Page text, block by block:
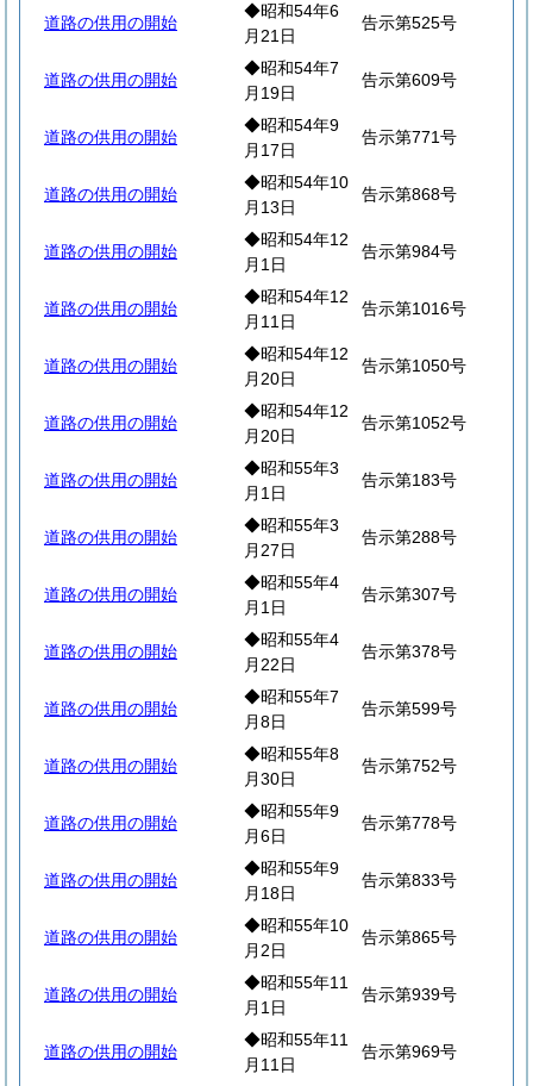
道路の供用の開始
◆昭和54年6
月21日
告示第525号
道路の供用の開始
◆昭和54年7
月19日
告示第609号
道路の供用の開始
◆昭和54年9
月17日
告示第771号
道路の供用の開始
◆昭和54年10
月13日
告示第868号
道路の供用の開始
◆昭和54年12
月1日
告示第984号
道路の供用の開始
◆昭和54年12
月11日
告示第1016号
道路の供用の開始
◆昭和54年12
月20日
告示第1050号
道路の供用の開始
◆昭和54年12
月20日
告示第1052号
道路の供用の開始
◆昭和55年3
月1日
告示第183号
道路の供用の開始
◆昭和55年3
月27日
告示第288号
道路の供用の開始
◆昭和55年4
月1日
告示第307号
道路の供用の開始
◆昭和55年4
月22日
告示第378号
道路の供用の開始
◆昭和55年7
月8日
告示第599号
道路の供用の開始
◆昭和55年8
月30日
告示第752号
道路の供用の開始
◆昭和55年9
月6日
告示第778号
道路の供用の開始
◆昭和55年9
月18日
告示第833号
道路の供用の開始
◆昭和55年10
月2日
告示第865号
道路の供用の開始
◆昭和55年11
月1日
告示第939号
道路の供用の開始
◆昭和55年11
月11日
告示第969号